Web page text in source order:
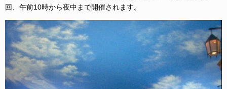
回、午前10時から夜中まで開催されます。